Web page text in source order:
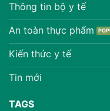
Thông tin bộ y tế
An toàn thực phẩm
Kiến thức y tế
Tin mới
TAGS